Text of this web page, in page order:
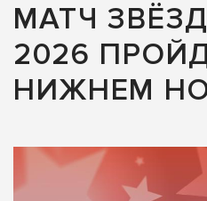
МАТЧ
2026
НИЖНЕМ